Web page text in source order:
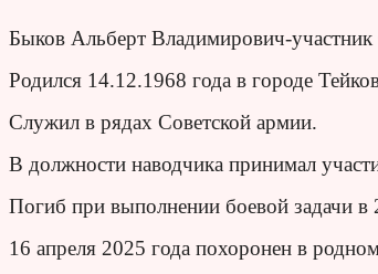
Быков Альберт Владимирович-
Родился 14.12.1968 года в городе
Служил в рядах Советской армии.
В должности наводчика принимал
Погиб при выполнении боевой задачи в
16 апреля 2025 года похоронен в